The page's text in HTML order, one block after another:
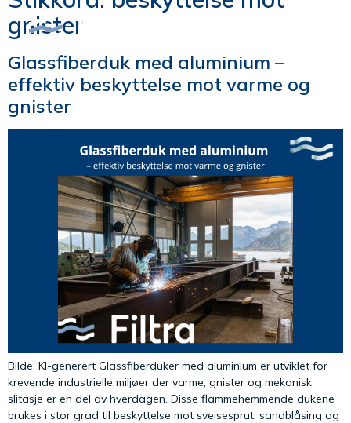
gnister
Glassfiberduk med aluminium –
effektiv beskyttelse mot varme og
gnister
Bilde: KI-generert Glassfiberduker med aluminium er utviklet for
krevende industrielle miljøer der varme, gnister og mekanisk
slitasje er en del av hverdagen. Disse flammehemmende dukene
brukes i stor grad til beskyttelse mot sveisesprut, sandblåsing og